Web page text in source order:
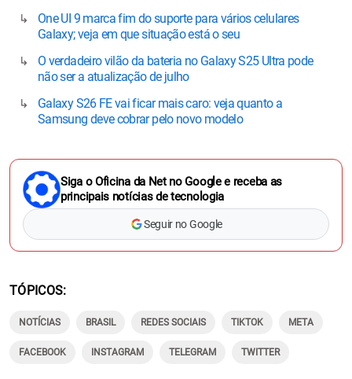
One UI 9 marca fim do suporte para vários celulares
Galaxy; veja em que situação está o seu
O verdadeiro vilão da bateria no Galaxy S25 Ultra pode
não ser a atualização de julho
Galaxy S26 FE vai ficar mais caro: veja quanto a
Samsung deve cobrar pelo novo modelo
Siga o Oficina da Net no Google e receba as
principais notícias de tecnologia
Seguir no Google
TÓPICOS
NOTÍCIAS BRASIL REDES SOCIAIS TIKTOK META
FACEBOOK INSTAGRAM TELEGRAM TWITTER